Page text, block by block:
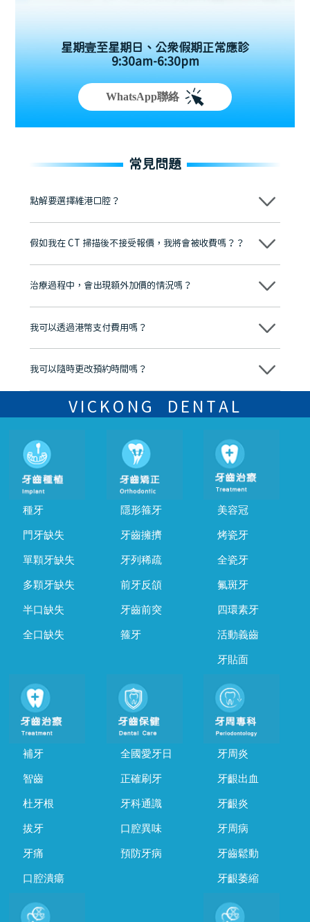
星期壹至星期日、公眾假期正常應診
9:30am-6:30pm
WhatsApp聯絡
常見問題
點解要選擇維港口腔？
維港口腔踐行「醫道濟世」的大學校訓，各分院匯聚來自香港、內地的
牌」、「2025香港企業領袖品牌」，是諾貝爾種植系統全球放心植牙中
至今已服務超過三十個國家和地區的顧客，受到粵港澳大灣區及周邊城
市市民極高的口碑評價及信任推薦 珠海、深圳設有八大分院，香港亦設
有咨詢及服務保障中心，有任何問題都可以隨時預約免費咨詢，讓人十
假如我在 CT 掃描後不接受報價，我將會被收費嗎？？
不會！只要未開始實際服務之前，你不會被收取任何費用。
治療過程中，會出現額外加價的情況嗎？
不會，治療前我們會詳細說明治療方案及對應的價錢，顧客同意並簽字
我可以透過港幣支付費用嗎？
可以。維港口腔會按照當日匯率轉算收取費用，而匯率會及時告知客人
我可以隨時更改預約時間嗎？
可以，請盡早通過wechat或whatsapp聯絡我們，告知我們你原本預約
的時間及資料，並且重新預約的日期及時段
VICKONG DENTAL
種牙
門牙缺失
單顆牙缺失
多顆牙缺失
半口缺失
全口缺失
隱形箍牙
牙齒擁擠
牙列稀疏
前牙反頜
牙齒前突
箍牙
美容冠
烤瓷牙
全瓷牙
氟斑牙
四環素牙
活動義齒
牙貼面
補牙
智齒
杜牙根
拔牙
牙痛
口腔潰瘍
全國愛牙日
正確刷牙
牙科通識
口腔異味
預防牙病
牙周炎
牙齦出血
牙齦炎
牙周病
牙齒鬆動
牙齦萎縮